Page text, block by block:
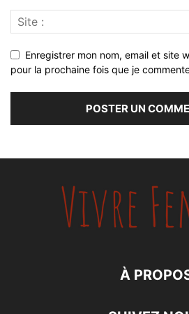
Enregistrer mon nom, email et site
pour la prochaine fois que je
À